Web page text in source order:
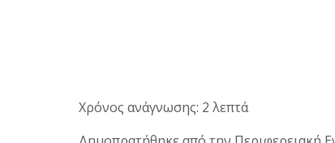
Χρόνος ανάγνωσης: 2 λεπτά